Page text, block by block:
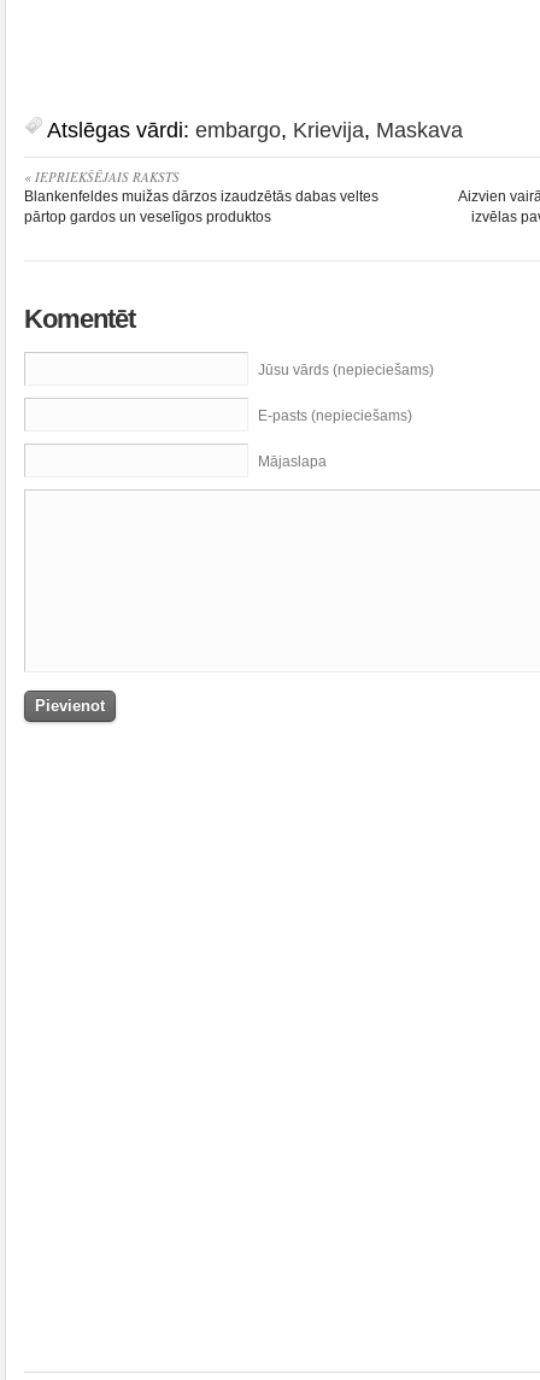
Atslēgas vārdi: embargo, Krievija, Maskava
« IEPRIEKŠĒJAIS RAKSTS
Blankenfeldes muižas dārzos izaudzētās dabas veltes
pārtop gardos un veselīgos produktos
Aizvien
izvēlas
Komentēt
Jūsu vārds (nepieciešams)
E-pasts (nepieciešams)
Mājaslapa